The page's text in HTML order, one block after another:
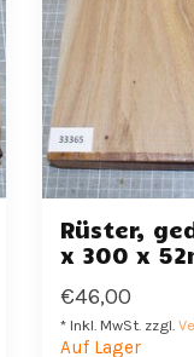
Rüster,
x 300 x
€46,00
* Inkl. MwSt. zzgl.
Auf Lager